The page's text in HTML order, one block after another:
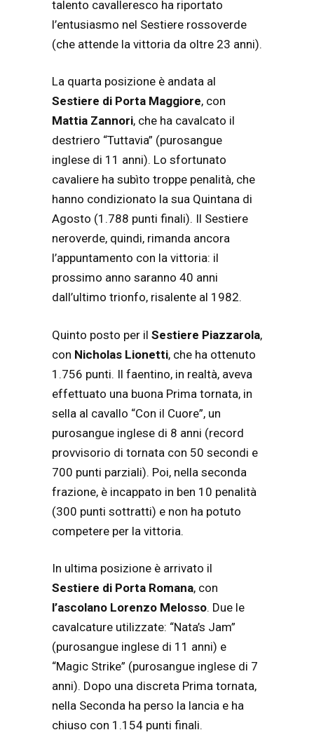
talento cavalleresco ha riportato
l’entusiasmo nel Sestiere rossoverde
(che attende la vittoria da oltre 23 anni).
La quarta posizione è andata al
Sestiere di Porta Maggiore, con
Mattia Zannori, che ha cavalcato il
destriero “Tuttavia” (purosangue
inglese di 11 anni). Lo sfortunato
cavaliere ha subìto troppe penalità, che
hanno condizionato la sua Quintana di
Agosto (1.788 punti finali). Il Sestiere
neroverde, quindi, rimanda ancora
l’appuntamento con la vittoria: il
prossimo anno saranno 40 anni
dall’ultimo trionfo, risalente al 1982.
Quinto posto per il Sestiere Piazzarola,
con Nicholas Lionetti, che ha ottenuto
1.756 punti. Il faentino, in realtà, aveva
effettuato una buona Prima tornata, in
sella al cavallo “Con il Cuore”, un
purosangue inglese di 8 anni (record
provvisorio di tornata con 50 secondi e
700 punti parziali). Poi, nella seconda
frazione, è incappato in ben 10 penalità
(300 punti sottratti) e non ha potuto
competere per la vittoria.
In ultima posizione è arrivato il
Sestiere di Porta Romana, con
l’ascolano Lorenzo Melosso. Due le
cavalcature utilizzate: “Nata’s Jam”
(purosangue inglese di 11 anni) e
“Magic Strike” (purosangue inglese di 7
anni). Dopo una discreta Prima tornata,
nella Seconda ha perso la lancia e ha
chiuso con 1.154 punti finali.